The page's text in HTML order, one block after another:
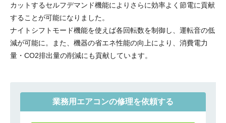
カットするセルフデマンド機能によりさらに効率よく節電に貢献
することが可能になりました。
ナイトシフトモード機能を使えば各回転数を制御し、運転音の低
減が可能に。また、機器の省エネ性能の向上により、消費電力
量・CO2排出量の削減にも貢献しています。
業務用エアコンの修理を依頼する